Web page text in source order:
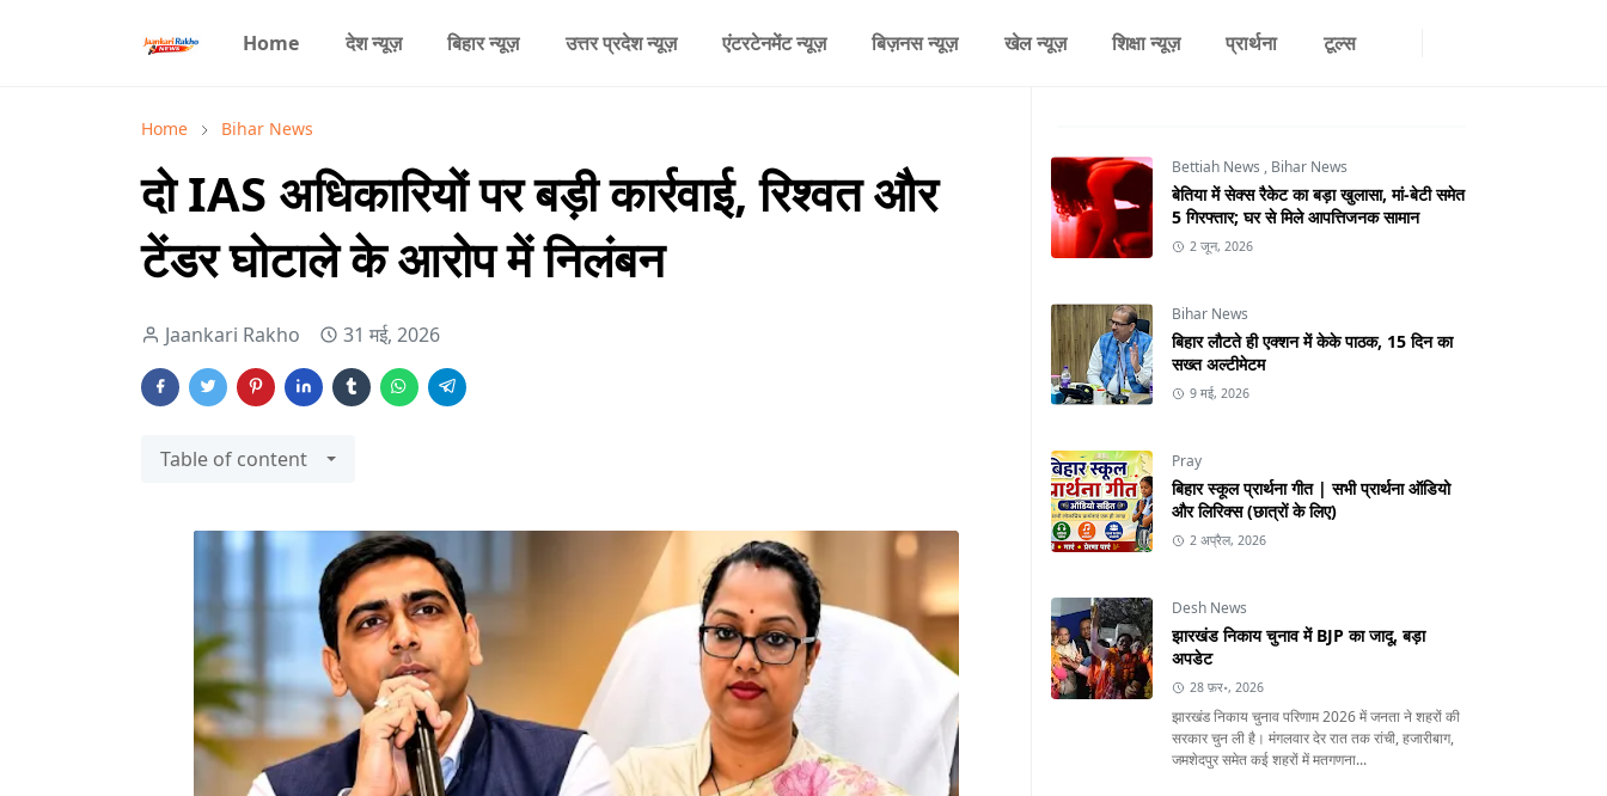
Home देश न्यूज़ बिहार न्यूज़ उत्तर प्रदेश न्यूज़ एंटरटेनमेंट न्यूज़ बिज़नस न्यूज़ खेल न्यूज़ शिक्षा न्यूज़ प्रार्थना टूल्स
Home Bihar News
दो IAS अधिकारियों पर बड़ी कार्रवाई, रिश्वत और
टेंडर घोटाले के आरोप में निलंबन
Jaankari Rakho 31 मई, 2026
Table of content
Bettiah News , Bihar News
बेतिया में सेक्स रैकेट का बड़ा खुलासा, मां-बेटी समेत
5 गिरफ्तार; घर से मिले आपत्तिजनक सामान
2 जून, 2026
Bihar News
बिहार लौटते ही एक्शन में केके पाठक, 15 दिन का
सख्त अल्टीमेटम
9 मई, 2026
Pray
बिहार स्कूल प्रार्थना गीत | सभी प्रार्थना ऑडियो
और लिरिक्स (छात्रों के लिए)
2 अप्रैल, 2026
Desh News
झारखंड निकाय चुनाव में BJP का जादू, बड़ा
अपडेट
28 फ़र॰, 2026
झारखंड निकाय चुनाव परिणाम 2026 में जनता ने शहरों की
सरकार चुन ली है। मंगलवार देर रात तक रांची, हजारीबाग,
जमशेदपुर समेत कई शहरों में मतगणना...